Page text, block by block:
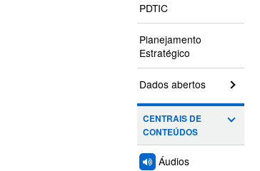
PDTIC
Planejamento
Estratégico
Dados abertos
CENTRAIS DE
CONTEÚDOS
Áudios